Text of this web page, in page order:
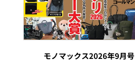
モノマックス2026年9月号